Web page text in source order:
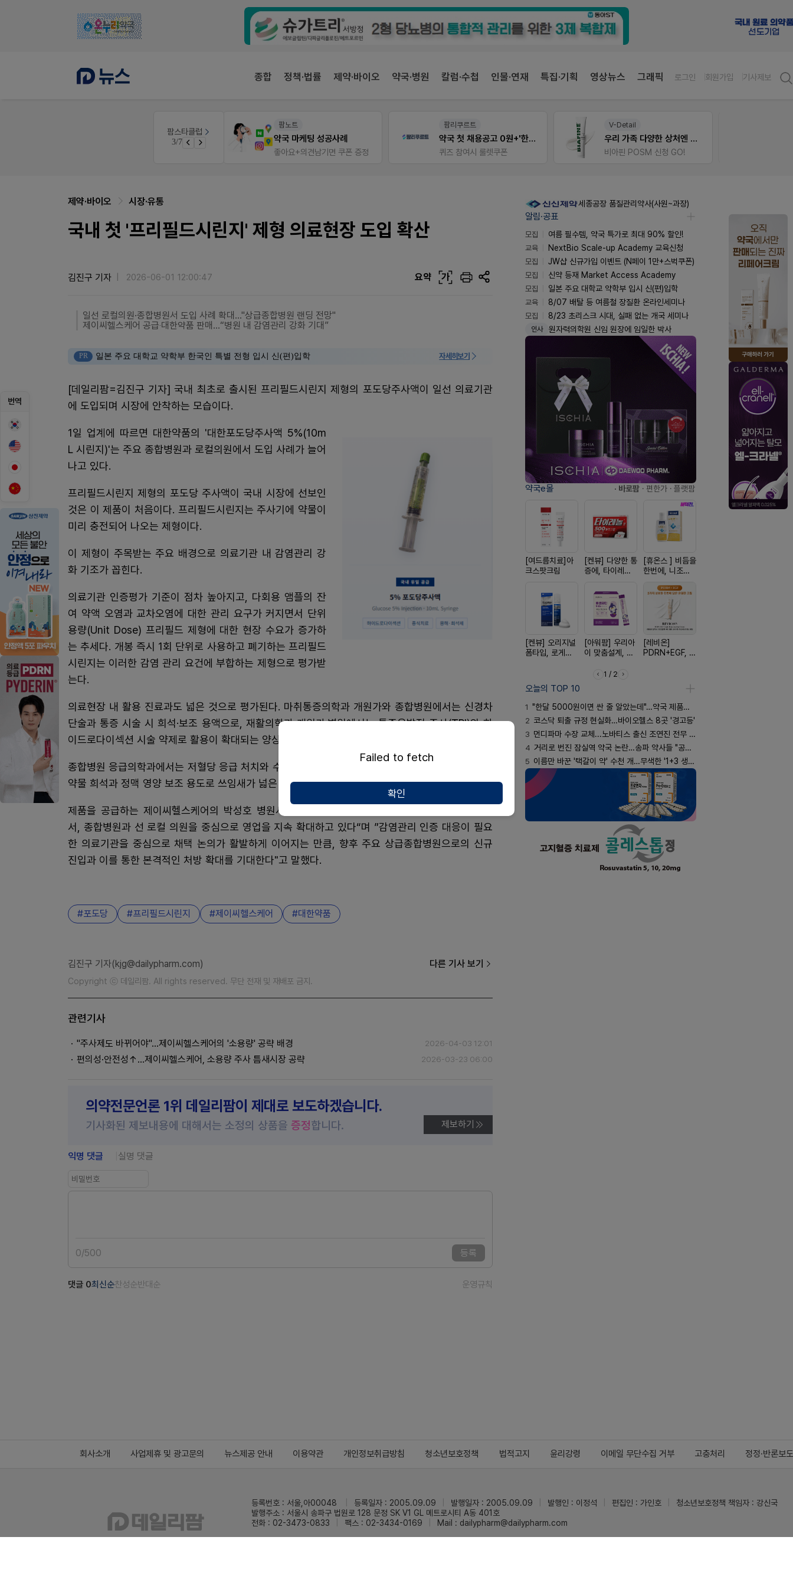
종합 정책·법률 제약·바이오 약국·병원 칼럼·수첩 인물·연재 특집·기획 영상뉴스 그래픽 로그인 회원가입 기사제보
팜스타클럽
3/7
이달의 약국 신제품(8월호)
팜노트
약국 마케팅 성공사례
좋아요+의견남기면 쿠폰 증정
팜리쿠르트
약국 첫 채용공고 0원+'한번 더' 무료 연장
퀴즈 참여시 룰렛쿠폰
V-Detail
우리 가족 다양한 상처엔 비아핀!
비아핀 POSM 신청 GO!
번역
제약·바이오 시장·유통
국내 첫 '프리필드시린지' 제형 의료현장 도입 확산
김진구 기자 2026-06-01 12:00:47 요약 가
일선 로컬의원·종합병원서 도입 사례 확대..."상급종합병원 랜딩 전망"
제이씨헬스케어 공급‧대한약품 판매…“병원 내 감염관리 강화 기대”
PR 일본 주요 대학교 약학부 한국인 특별 전형 입시 신(편)입학 자세히보기
[데일리팜=김진구 기자] 국내 최초로 출시된 프리필드시린지 제형의 포도당주사액이 일선 의료기관
에 도입되며 시장에 안착하는 모습이다.
1일 업계에 따르면 대한약품의 '대한포도당주사액 5%(10m
L 시린지)'는 주요 종합병원과 로컬의원에서 도입 사례가 늘어
나고 있다.
프리필드시린지 제형의 포도당 주사액이 국내 시장에 선보인
것은 이 제품이 처음이다. 프리필드시린지는 주사기에 약물이
미리 충전되어 나오는 제형이다.
이 제형이 주목받는 주요 배경으로 의료기관 내 감염관리 강
화 기조가 꼽힌다.
의료기관 인증평가 기준이 점차 높아지고, 다회용 앰플의 잔
여 약액 오염과 교차오염에 대한 관리 요구가 커지면서 단위
용량(Unit Dose) 프리필드 제형에 대한 현장 수요가 증가하
는 추세다. 개봉 즉시 1회 단위로 사용하고 폐기하는 프리필드
시린지는 이러한 감염 관리 요건에 부합하는 제형으로 평가받
는다.
의료현장 내 활용 진료과도 넓은 것으로 평가된다. 마취통증의학과 개원가와 종합병원에서는 신경차
단술과 통증 시술 시 희석·보조 용액으로, 재활의학과 개원가·병원에서는 통증유발점 주사(TPI)와 하
이드로다이섹션 시술 약제로 활용이 확대되는 양상이다.
종합병원 응급의학과에서는 저혈당 응급 처치와 수액 보충에 즉각 활용이 가능하며, 일반 병동에서도
약물 희석과 정맥 영양 보조 용도로 쓰임새가 넓은 것으로 알려졌다.
제품을 공급하는 제이씨헬스케어의 박성호 병원사업본부 이사는 "대한약품의 전국 독점 공급사로
서, 종합병원과 선 로컬 의원을 중심으로 영업을 지속 확대하고 있다“며 ”감염관리 인증 대응이 필요
한 의료기관을 중심으로 채택 논의가 활발하게 이어지는 만큼, 향후 주요 상급종합병원으로의 신규
진입과 이를 통한 본격적인 처방 확대를 기대한다"고 말했다.
포도당 프리필드시린지 제이씨헬스케어 대한약품
김진구 기자(kjg@dailypharm.com) 다른 기사 보기
Copyright ⓒ 데일리팜. All rights reserved. 무단 전재 및 재배포 금지.
관련기사
"주사제도 바뀌어야"…제이씨헬스케어의 '소용량' 공략 배경 2026-04-03 12:01
편의성·안전성↑…제이씨헬스케어, 소용량 주사 틈새시장 공략 2026-03-23 06:00
의약전문언론 1위 데일리팜이 제대로 보도하겠습니다.
기사화된 제보내용에 대해서는 소정의 상품을 증정합니다. 제보하기
익명 댓글 실명 댓글
0/500 등록
댓글 0최신순찬성순반대순 운영규칙
세종공장 품질관리약사(사원~과장)
알림·공표
모집
여름 필수템, 약국 특가로 최대 90% 할인!
교육
NextBio Scale-up Academy 교육신청
모집
JW샵 신규가입 이벤트 (N페이 1만+스벅쿠폰)
모집
신약 등재 Market Access Academy
모집
일본 주요 대학교 약학부 입시 신(편)입학
교육
8/07 배탈 등 여름철 장질환 온라인세미나
모집
8/23 초리스크 시대, 실패 없는 개국 세미나
인사 원자력의학원 신임 원장에 임일한 박사
약국e몰 · 바로팜 · 편한가 · 플랫팜
[여드름치료]아
크스팟크림
[켄뷰] 다양한 통
증에, 타이레놀
[휴온스 ] 비듬을
한번에, 니조랄
[켄뷰] 오리지널
폼타입, 로게인
[아워팜] 우리아
이 맞춤설계, 바
더베리맛
[레비온]
PDRN+EGF, 레
1 / 2
오늘의 TOP 10
1 "한달 5000원이면 싼 줄 알았는데"…약국 제품과 비교해보니
2 코스닥 퇴출 규정 현실화…바이오헬스 8곳 '경고등'
3 먼디파마 수장 교체...노바티스 출신 조연진 전무 내정
4 거리로 번진 잠실역 약국 논란…송파 약사들 "공공성 훼손"
5 이름만 바꾼 '택갈이 약' 수천 개…무색한 '1+3 생동'
회사소개 사업제휴 및 광고문의 뉴스제공 안내 이용약관 개인정보취급방침 청소년보호정책 법적고지 윤리강령 이메일 무단수집 거부 고충처리 정정·반론보도
등록번호 : 서울,아00048 등록일자 : 2005.09.09 발행일자 : 2005.09.09 발행인 : 이정석 편집인 : 가인호
청소년보호정책 책임자 : 강신국
발행주소 : 서울시 송파구 법원로 128 문정 SK V1 GL 메트로시티 A동 401호
전화 : 02-3473-0833
팩스 : 02-3434-0169 Mail : dailypharm@dailypharm.com
Failed to fetch
확인